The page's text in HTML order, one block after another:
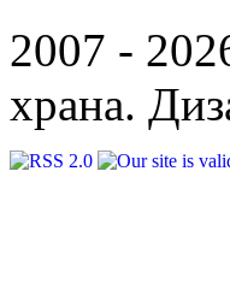
2007 -
храна.